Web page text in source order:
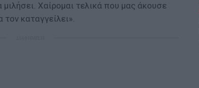
Χαίρομαι τελικά που μας άκουσε
τον καταγγείλει».